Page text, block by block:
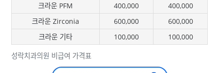
성락치과의원 비급여 가격표
크라운 PFM
400,000
400,000
크라운 Zirconia
600,000
600,000
크라운 기타
100,000 100,000